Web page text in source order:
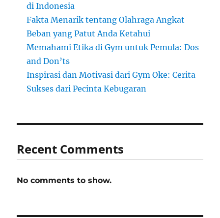
di Indonesia
Fakta Menarik tentang Olahraga Angkat
Beban yang Patut Anda Ketahui
Memahami Etika di Gym untuk Pemula: Dos
and Don’ts
Inspirasi dan Motivasi dari Gym Oke: Cerita
Sukses dari Pecinta Kebugaran
Recent Comments
No comments to show.